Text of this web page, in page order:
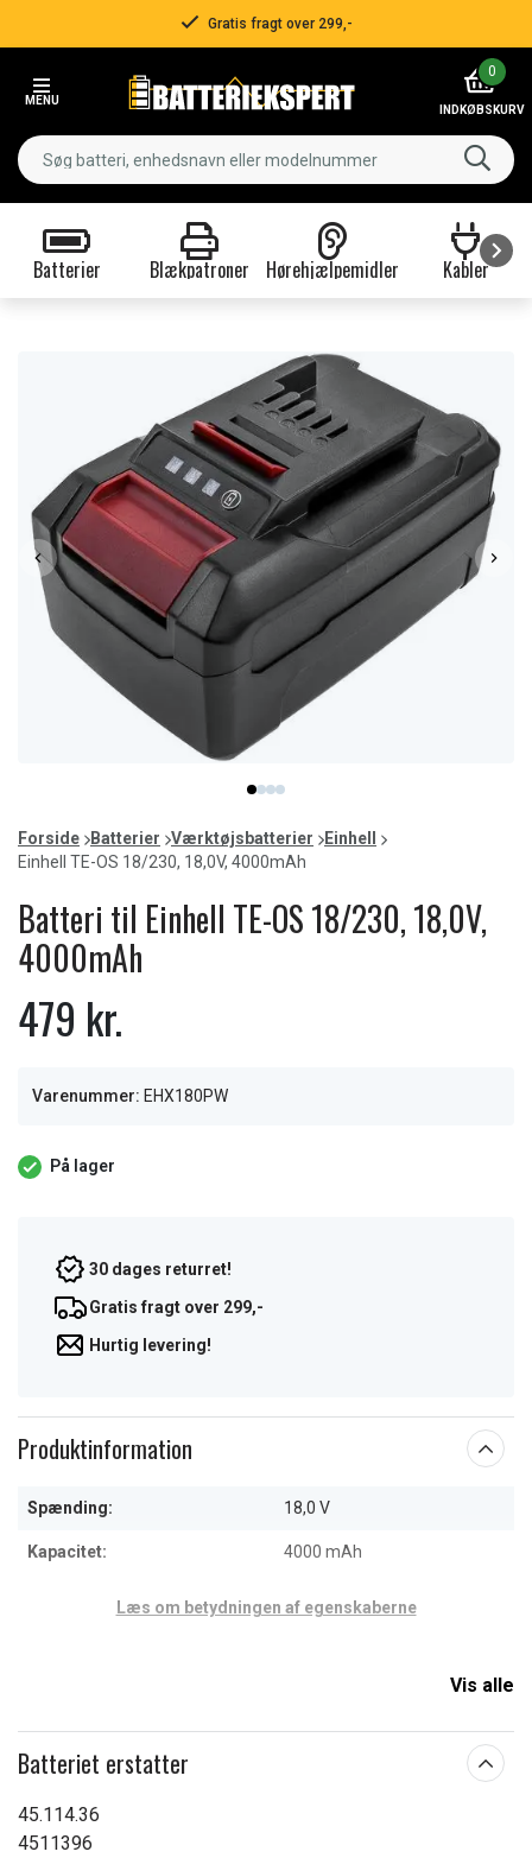
Gratis fragt over 299,-
MENU
0
INDKØBSKURV
Batterier Blækpatroner Hørehjælpemidler Kabler
item
0
item
1
item
2
item
3
of
4
Forside Batterier Værktøjsbatterier
Einhell
Einhell TE-OS 18/230, 18,0V, 4000mAh
Batteri til Einhell TE-OS 18/230, 18,0V,
4000mAh
479 kr.
Varenummer: EHX180PW
På lager
30 dages returret!
Gratis fragt over 299,-
Hurtig levering!
Produktinformation
Spænding: 18,0 V
Kapacitet: 4000 mAh
Læs om betydningen af egenskaberne
Vis alle
Batteriet erstatter
45.114.36
4511396